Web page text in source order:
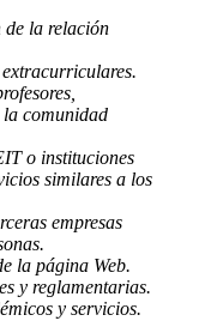
de la relación
la comunidad
o instituciones
similares a los
empresas
la página Web.
y reglamentarias.
y servicios.